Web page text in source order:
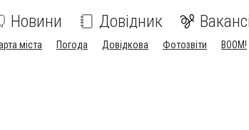
Новини Довідник
міста Погода Довідкова Фотозвіти BOOM!